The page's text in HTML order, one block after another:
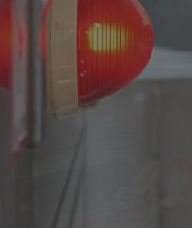
France
Ireland
Spain
Netherlands
United Kingdom